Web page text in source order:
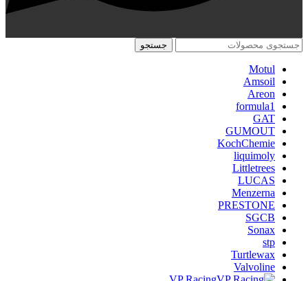
جستجو
Motul
Amsoil
Areon
formula1
GAT
GUMOUT
KochChemie
liquimoly
Littletrees
LUCAS
Menzerna
PRESTONE
SGCB
Sonax
stp
Turtlewax
Valvoline